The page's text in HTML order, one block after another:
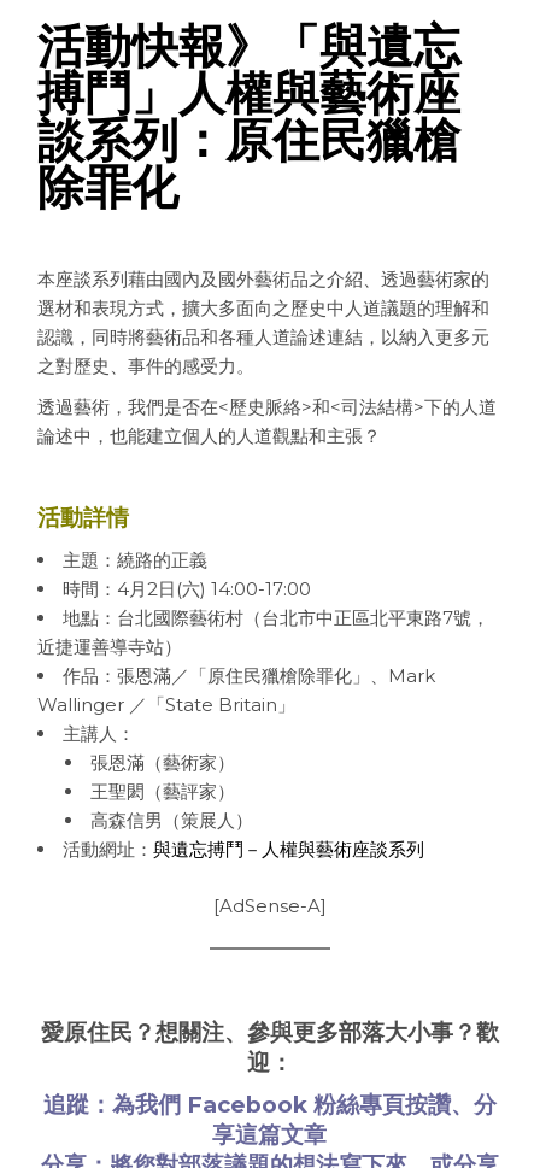
活動快報》「與遺忘
搏鬥」人權與藝術座
談系列：原住民獵槍
除罪化
本座談系列藉由國內及國外藝術品之介紹、透過藝術家的
選材和表現方式，擴大多面向之歷史中人道議題的理解和
認識，同時將藝術品和各種人道論述連結，以納入更多元
之對歷史、事件的感受力。
透過藝術，我們是否在<歷史脈絡>和<司法結構>下的人道
論述中，也能建立個人的人道觀點和主張？
活動詳情
主題：繞路的正義
時間：4月2日(六) 14:00-17:00
地點：台北國際藝術村（台北市中正區北平東路7號，
近捷運善導寺站）
作品：張恩滿／「原住民獵槍除罪化」、Mark
Wallinger ／「State Britain」
主講人：
張恩滿（藝術家）
王聖閎（藝評家）
高森信男（策展人）
活動網址：與遺忘搏鬥－人權與藝術座談系列
[AdSense-A]
愛原住民？想關注、參與更多部落大小事？歡
迎：
追蹤：為我們 Facebook 粉絲專頁按讚、分
享這篇文章